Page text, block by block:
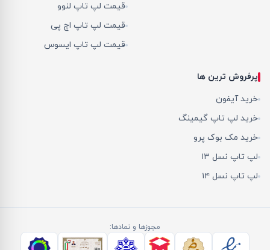
قیمت لپ تاپ لنوو
قیمت لپ تاپ اچ پی
قیمت لپ تاپ ایسوس
پرفروش ترین ها
خرید آیفون
خرید لپ تاپ گیمینگ
خرید مک بوک پرو
لپ تاپ نسل ۱۳
لپ تاپ نسل ۱۴
مجوزها و نمادها: